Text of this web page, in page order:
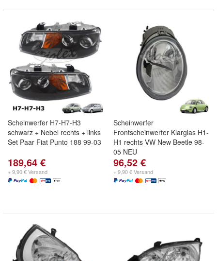
Scheinwerfer H7-H7-H3
schwarz + Nebel rechts + links
Set Paar Fiat Punto 188 99-03
189,64 €
+ 9,90 € Versand
Scheinwerfer
Frontscheinwerfer Klarglas H1-
H1 rechts VW New Beetle 98-
05 NEU
96,52 €
+ 9,90 € Versand